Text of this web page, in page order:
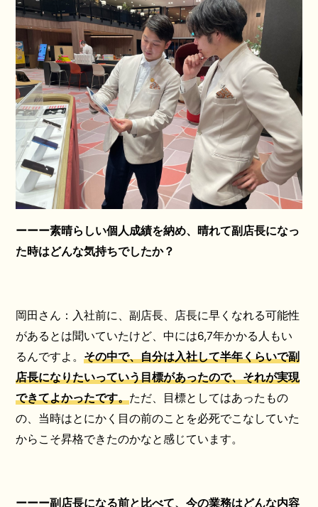
ーーー素晴らしい個人成績を納め、晴れて副店長になっ
た時はどんな気持ちでしたか？
岡田さん：入社前に、副店長、店長に早くなれる可能性
があるとは聞いていたけど、中には6,7年かかる人もい
るんですよ。 その中で、自分は入社して半年くらいで副
店長になりたいっていう目標があったので、それが実現
できてよかったです。ただ、目標としてはあったもの
の、当時はとにかく目の前のことを必死でこなしていた
からこそ昇格できたのかなと感じています。
ーーー副店長になる前と比べて、今の業務はどんな内容